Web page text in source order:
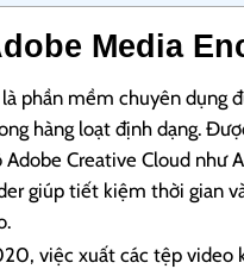
Media
phần mềm chuyên dụng
hàng loạt định dạng.
Creative Cloud như
giúp tiết kiệm thời gian
việc xuất các tệp video